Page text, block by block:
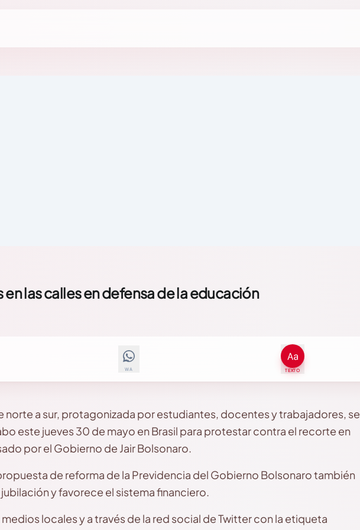
las calles en defensa de la educación
WA TEXTO
norte a sur, protagonizada por estudiantes, docentes y trabajadores, se
este jueves 30 de mayo en Brasil para protestar contra el recorte en
por el Gobierno de Jair Bolsonaro.
de reforma de la Previdencia del Gobierno Bolsonaro también
y favorece el sistema financiero.
locales y a través de la red social de Twitter con la etiqueta